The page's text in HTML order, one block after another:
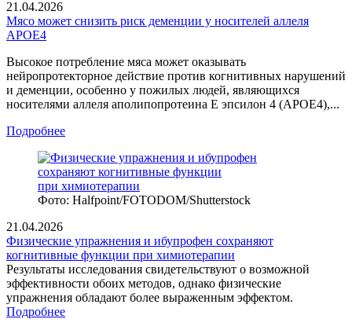
21.04.2026
Мясо может снизить риск деменции у носителей аллеля
APOE4
Высокое потребление мяса может оказывать
нейропротекторное действие против когнитивных нарушений
и деменции, особенно у пожилых людей, являющихся
носителями аллеля аполипопротеина Е эпсилон 4 (APOE4),...
Подробнее
Фото: Halfpoint/FOTODOM/Shutterstock
21.04.2026
Физические упражнения и ибупрофен сохраняют
когнитивные функции при химиотерапии
Результаты исследования свидетельствуют о возможной
эффективности обоих методов, однако физические
упражнения обладают более выраженным эффектом.
Подробнее